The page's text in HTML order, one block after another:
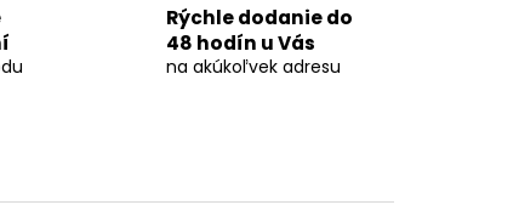
Rýchle dodanie do
48 hodín u Vás
na akúkoľvek adresu